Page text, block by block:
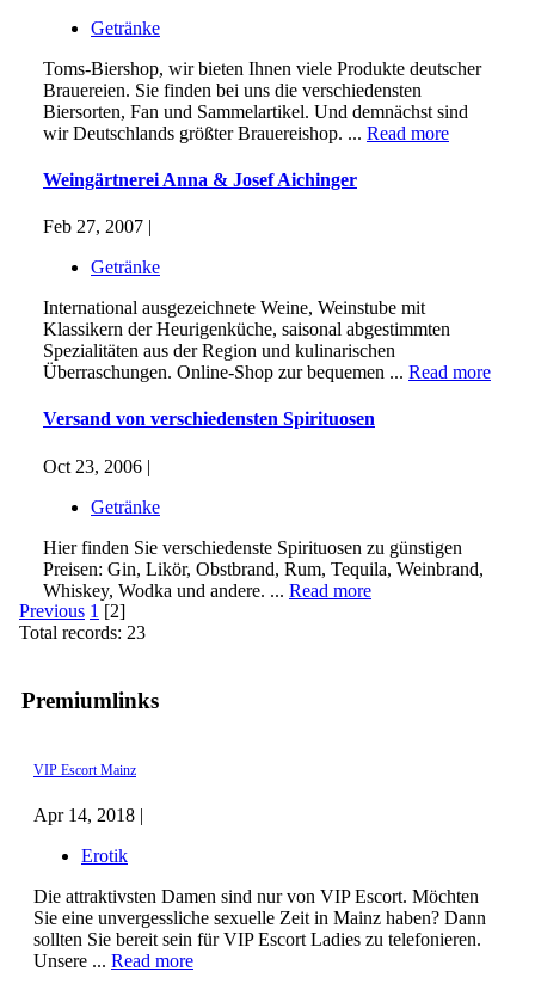
Premiumlinks
VIP Escort Mainz
Apr 14, 2018 |
Erotik
Die attraktivsten Damen sind nur von VIP Escort. Möchten
Sie eine unvergessliche sexuelle Zeit in Mainz haben? Dann
sollten Sie bereit sein für VIP Escort Ladies zu telefonieren.
Unsere ... Read more
Getränke
Toms-Biershop, wir bieten Ihnen viele Produkte deutscher
Brauereien. Sie finden bei uns die verschiedensten
Biersorten, Fan und Sammelartikel. Und demnächst sind
wir Deutschlands größter Brauereishop. ... Read more
Weingärtnerei Anna & Josef Aichinger
Feb 27, 2007 |
Getränke
International ausgezeichnete Weine, Weinstube mit
Klassikern der Heurigenküche, saisonal abgestimmten
Spezialitäten aus der Region und kulinarischen
Überraschungen. Online-Shop zur bequemen ... Read more
Versand von verschiedensten Spirituosen
Oct 23, 2006 |
Getränke
Hier finden Sie verschiedenste Spirituosen zu günstigen
Preisen: Gin, Likör, Obstbrand, Rum, Tequila, Weinbrand,
Whiskey, Wodka und andere. ... Read more
Previous 1 [2]
Total records: 23